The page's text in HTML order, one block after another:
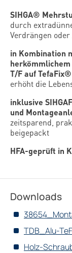
SIHGA®
durch
Verdrängen
in Kombination
T/F auf
erhöht die
inklusive
und
zeitsparend,
beigepackt
HFA-geprüft in
Downloads
TDB_Alu-
Holz-